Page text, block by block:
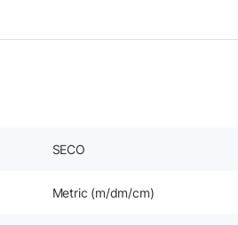
SECO
Metric (m/dm/cm)